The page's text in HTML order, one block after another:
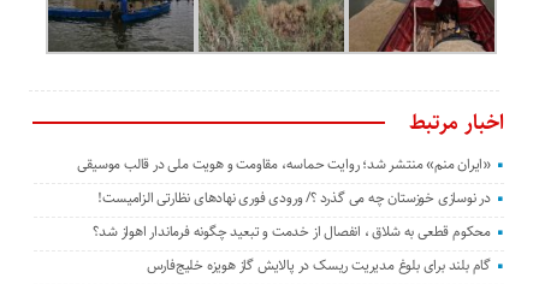
اخبار مرتبط
«ایران منم» منتشر شد؛ روایت حماسه، مقاومت و هویت ملی در قالب موسیقی
در نوسازی خوزستان چه می گذرد ؟/ ورودی فوری نهادهای نظارتی الزامیست!
محکوم قطعی به شلاق ، انفصال از خدمت و تبعید چگونه فرماندار اهواز شد؟
گام بلند برای بلوغ مدیریت ریسک در پالایش گاز هویزه خلیج‌فارس